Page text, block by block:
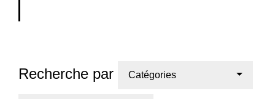
Recherche par Catégories